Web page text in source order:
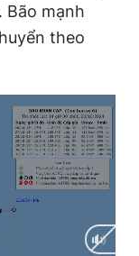
Bão mạnh
theo